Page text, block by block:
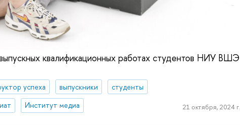
квалификационных работах студентов НИУ ВШЭ
успеха выпускники
студенты
Институт медиа 21 октября, 2024 г.